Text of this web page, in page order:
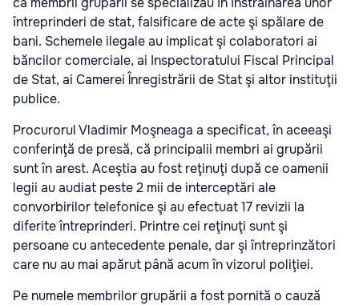
întreprinderi de stat, falsificare de acte şi spălare de
bani. Schemele ilegale au implicat şi colaboratori ai
băncilor comerciale, ai Inspectoratului Fiscal Principal
de Stat, ai Camerei Înregistrării de Stat şi altor instituţii
publice.
Procurorul Vladimir Moşneaga a specificat, în aceeaşi
conferinţă de presă, că principalii membri ai grupării
sunt în arest. Aceştia au fost reţinuţi după ce oamenii
legii au audiat peste 2 mii de interceptări ale
convorbirilor telefonice şi au efectuat 17 revizii la
diferite întreprinderi. Printre cei reţinuţi sunt şi
persoane cu antecedente penale, dar şi întreprinzători
care nu au mai apărut până acum în vizorul poliţiei.
Pe numele membrilor grupării a fost pornită o cauză